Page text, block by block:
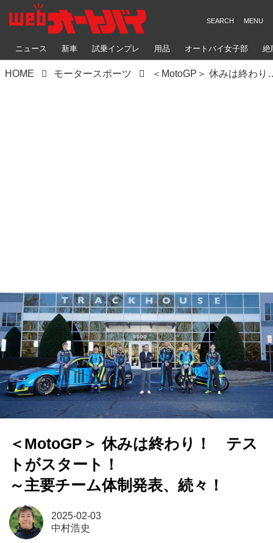
ニュース 新車 試乗インプレ 用品 オートバイ女子部 絶
HOME モータースポーツ ＜MotoGP＞ 休みは終わ
＜MotoGP＞ 休みは終わり！ テス
トがスタート！
～主要チーム体制発表、続々！
2025-02-03
中村浩史